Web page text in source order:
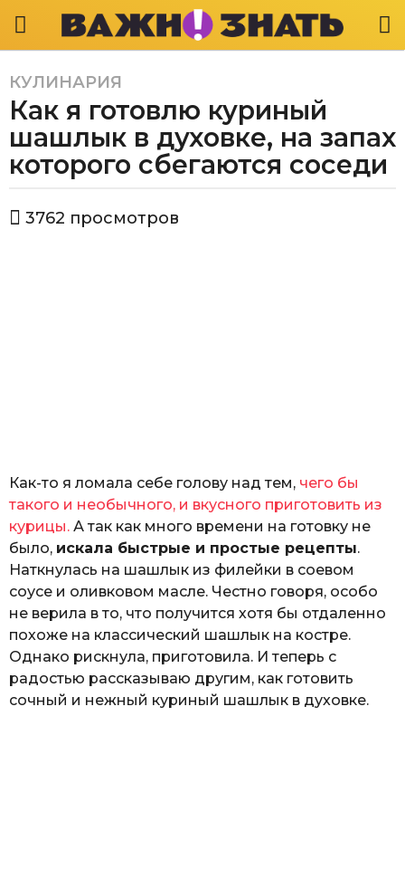
5
л
т
a
o
КУЛИНАРИЯ
Как я готовлю куриный
шашлык в духовке, на запах
которого сбегаются соседи
в
3762 просмотров
Как-то я ломала себе голову над тем, чего бы
такого и необычного, и вкусного приготовить из
курицы. А так как много времени на готовку не
было, искала быстрые и простые рецепты.
Наткнулась на шашлык из филейки в соевом
соусе и оливковом масле. Честно говоря, особо
не верила в то, что получится хотя бы отдаленно
похоже на классический шашлык на костре.
Однако рискнула, приготовила. И теперь с
радостью рассказываю другим, как готовить
сочный и нежный куриный шашлык в духовке.